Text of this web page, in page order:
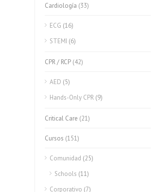
Cardiología (33)
ECG (16)
STEMI (6)
CPR / RCP (42)
AED (5)
Hands-Only CPR (9)
Critical Care (21)
Cursos (151)
Comunidad (25)
Schools (11)
Corporativo (7)